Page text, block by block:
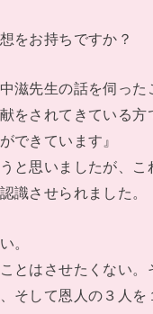
をお持ちですか？
滋先生の話を伺っ
をされてきている方
できています』
と思いましたが、
識させられました。
。
とはさせたくない。
そして恩人の３人